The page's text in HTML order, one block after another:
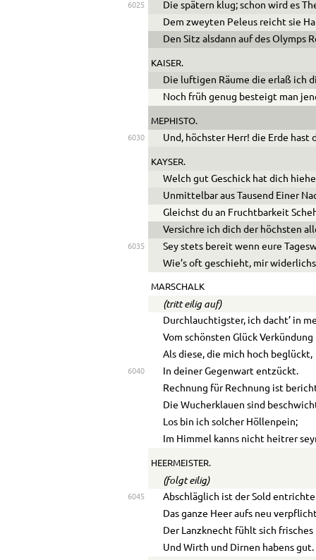
6025
Die spätern klug; schon wird es
Dem zweyten Peleus reicht sie
Den Sitz alsdann auf des Olymps
KAISER.
Die luftigen Räume die erlaß ich
Noch früh genug besteigt man
MEPHISTO.
6030 Und, höchster Herr! die Erde hast
KAYSER.
Welch gut Geschick hat dich
Unmittelbar aus Tausend Einer
Gleichst du an Fruchtbarkeit
Versichre ich dich der höchsten
6035
Sey stets bereit wenn eure
Wie’s oft geschieht, mir
MARSCHALK
(tritt eilig auf)
Durchlauchtigster, ich dacht’ in
Vom schönsten Glück
Als diese, die mich hoch beglückt,
6040
In deiner Gegenwart entzückt.
Rechnung für Rechnung ist
Die Wucherklauen sind
Los bin ich solcher Höllenpein;
Im Himmel kanns nicht heitrer
HEERMEISTER.
(folgt eilig)
6045
Abschläglich ist der Sold
Das ganze Heer aufs neu
Der Lanzknecht fühlt sich frisches
Und Wirth und Dirnen habens gut.